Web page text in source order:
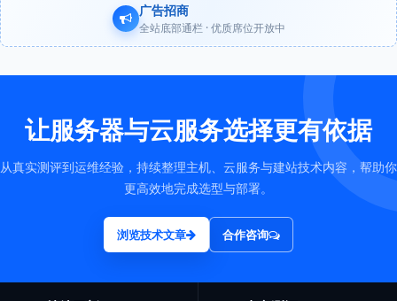
广告招商
全站底部通栏 · 优质席位开放中
让服务器与云服务选择更有依据
从真实测评到运维经验，持续整理主机、云服务与建站技术内容，帮助你
更高效地完成选型与部署。
浏览技术文章 合作咨询